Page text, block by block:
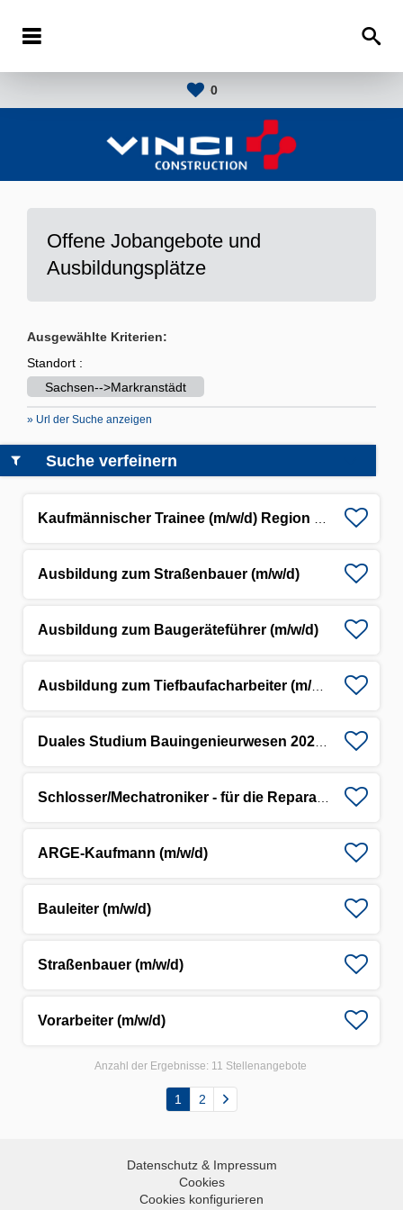
0
Offene Jobangebote und
Ausbildungsplätze
Ausgewählte Kriterien:
Standort :
Sachsen-->Markranstädt
» Url der Suche anzeigen
Ausbildung zum Straßenbauer (m/w/d)
Ausbildung zum Baugeräteführer (m/w/d)
ARGE-Kaufmann (m/w/d)
Bauleiter (m/w/d)
Straßenbauer (m/w/d)
Vorarbeiter (m/w/d)
Suche verfeinern
Anzahl der Ergebnisse: 11 Stellenangebote
1 2
Datenschutz & Impressum
Cookies
Cookies konfigurieren